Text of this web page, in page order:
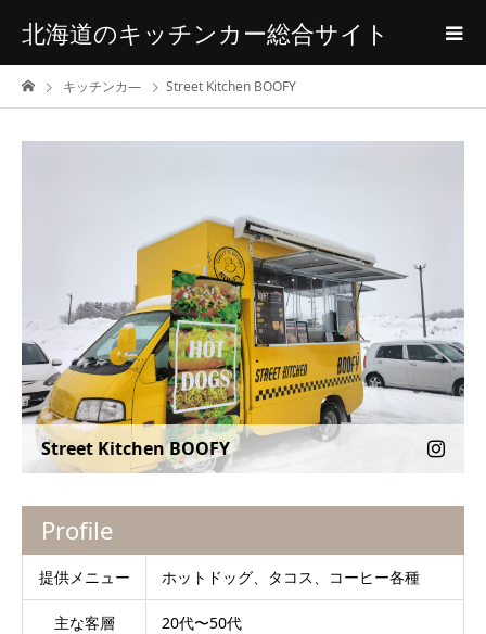
北海道のキッチンカー総合サイト
キッチンカ― Street Kitchen BOOFY
Street Kitchen BOOFY
Profile
提供メニュー ホットドッグ、タコス、コーヒー各種
主な客層 20代〜50代